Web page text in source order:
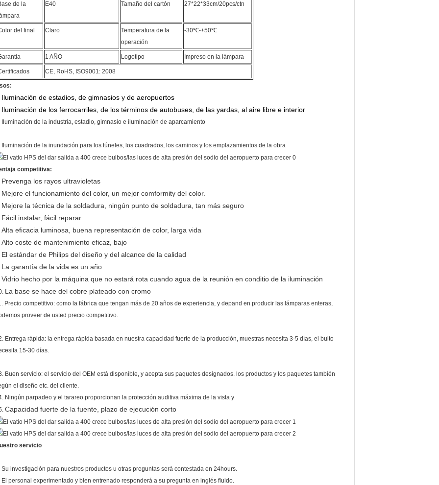
de la
E40 Tamaño del cartón 27*22*33cm/20pcs/ctn
del final Claro
Temperatura de la
operación
-30℃-+50℃
1 AÑO Logotipo Impreso en la lámpara
CE, RoHS, ISO9001: 2008
Iluminación de estadios, de gimnasios y de aeropuertos
Iluminación de los ferrocarriles, de los términos de autobuses, de las yardas, al aire libre e interior
Iluminación de la industria, estadio, gimnasio e iluminación de aparcamiento
Iluminación de la inundación para los túneles, los cuadrados, los caminos y los emplazamientos de la obra
competitiva:
Prevenga los rayos ultravioletas
Mejore el funcionamiento del color, un mejor comformity del color.
Mejore la técnica de la soldadura, ningún punto de soldadura, tan más seguro
Fácil instalar, fácil reparar
Alta eficacia luminosa, buena representación de color, larga vida
Alto coste de mantenimiento eficaz, bajo
El estándar de Philips del diseño y del alcance de la calidad
La garantía de la vida es un año
Vidrio hecho por la máquina que no estará rota cuando agua de la reunión en conditio de la iluminación
La base se hace del cobre plateado con cromo
Precio competitivo: como la fábrica que tengan más de 20 años de experiencia, y depand en producir las lámparas enteras,
proveer de usted precio competitivo.
Entrega rápida: la entrega rápida basada en nuestra capacidad fuerte de la producción, muestras necesita 3-5 días, el bulto
15-30 días.
Buen servicio: el servicio del OEM está disponible, y acepta sus paquetes designados. los productos y los paquetes también
el diseño etc. del cliente.
Ningún parpadeo y el tarareo proporcionan la protección auditiva máxima de la vista y
Capacidad fuerte de la fuente, plazo de ejecución corto
servicio
Su investigación para nuestros productos u otras preguntas será contestada en 24hours.
El personal experimentado y bien entrenado responderá a su pregunta en inglés fluido.